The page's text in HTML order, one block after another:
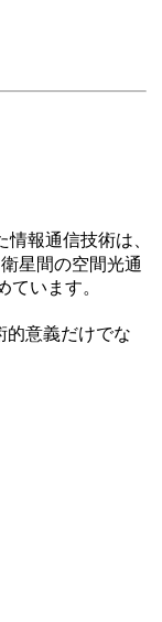
報通信技術は、
星間の空間光通
ています。
意義だけでな